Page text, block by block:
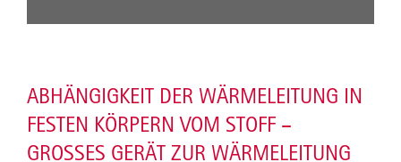
ABHÄNGIGKEIT DER WÄRMELEITUNG IN
FESTEN KÖRPERN VOM STOFF –
GROSSES GERÄT ZUR WÄRMELEITUNG